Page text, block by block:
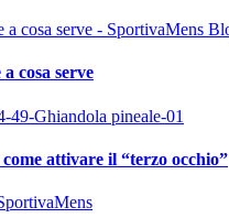
cosa serve
attivare il “terzo occhio”